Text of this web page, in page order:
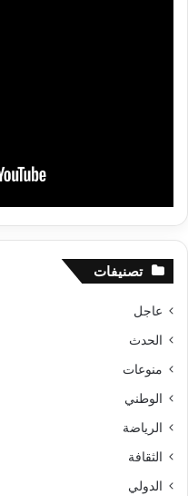
تصنيفات
عاجل
الحدث
منوعات
الوطني
الرياضة
الثقافة
الدولي